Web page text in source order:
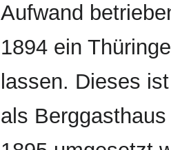
Aufwand
1894 ein
lassen. Dieses
als